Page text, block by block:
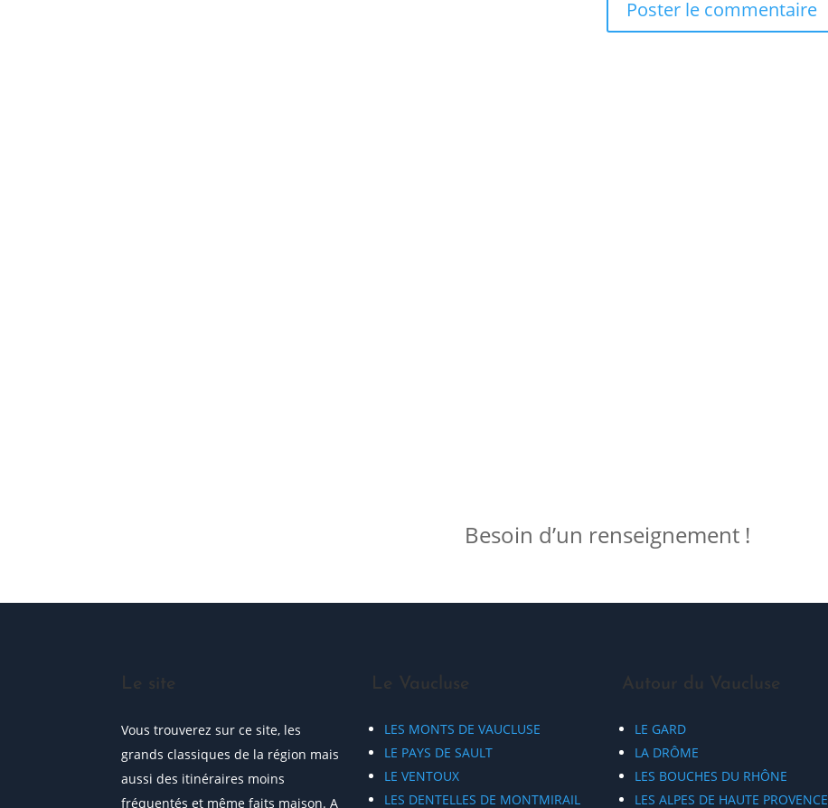
Besoin d’un renseignement !
Le site
Vous trouverez sur ce site, les
grands classiques de la région mais
aussi des itinéraires moins
fréquentés et même faits maison. A
Le Vaucluse
LES MONTS DE VAUCLUSE
LE PAYS DE SAULT
LE VENTOUX
LES DENTELLES DE MONTMIRAIL
Autour du Vaucluse
LE GARD
LA DRÔME
LES BOUCHES DU RHÔNE
LES ALPES DE HAUTE PROVENCE